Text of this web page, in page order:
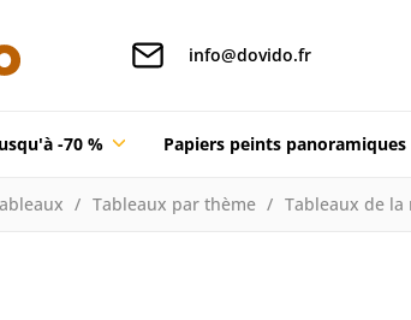
info@dovido.fr
-70 % Papiers peints panoramiques
Tableaux par thème Tableaux de la